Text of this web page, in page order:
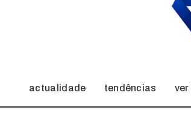
actualidade tendências ver